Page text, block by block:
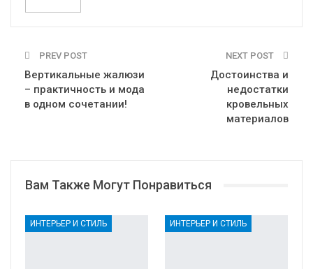
PREV POST
Вертикальные жалюзи
– практичность и мода
в одном сочетании!
NEXT POST
Достоинства и
недостатки
кровельных
материалов
Вам Также Могут Понравиться
ИНТЕРЬЕР И СТИЛЬ ИНТЕРЬЕР И СТИЛЬ